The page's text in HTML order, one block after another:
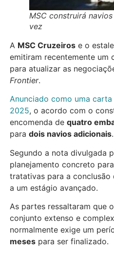
MSC construirá
vez
A MSC Cruzeiros e o
emitiram recentemente um
para atualizar as
Frontier.
Anunciado como uma
2025, o acordo com o
encomenda de quatro
para dois navios adicionais.
Segundo a nota divulgada
planejamento concreto
tratativas para a
a um estágio avançado.
As partes ressaltaram que
conjunto extenso e
normalmente exige um
meses para ser finalizado.